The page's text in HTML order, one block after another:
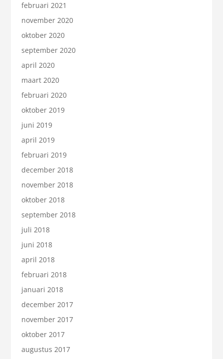
februari 2021
november 2020
oktober 2020
september 2020
april 2020
maart 2020
februari 2020
oktober 2019
juni 2019
april 2019
februari 2019
december 2018
november 2018
oktober 2018
september 2018
juli 2018
juni 2018
april 2018
februari 2018
januari 2018
december 2017
november 2017
oktober 2017
augustus 2017